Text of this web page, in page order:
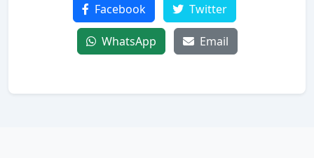
Facebook Twitter
WhatsApp Email